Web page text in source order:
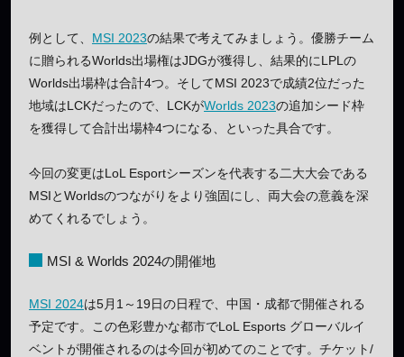
例として、 MSI 2023の結果で考えてみましょう。優勝チーム
に贈られるWorlds出場権はJDGが獲得し、結果的にLPLの
Worlds出場枠は合計4つ。そしてMSI 2023で成績2位だった
地域はLCKだったので、LCKがWorlds 2023の追加シード枠
を獲得して合計出場枠4つになる、といった具合です。
今回の変更はLoL Esportシーズンを代表する二大大会である
MSIとWorldsのつながりをより強固にし、両大会の意義を深
めてくれるでしょう。
MSI & Worlds 2024の開催地
MSI 2024は5月1～19日の日程で、中国・成都で開催される
予定です。この色彩豊かな都市でLoL Esports グローバルイ
ベントが開催されるのは今回が初めてのことです。チケット/